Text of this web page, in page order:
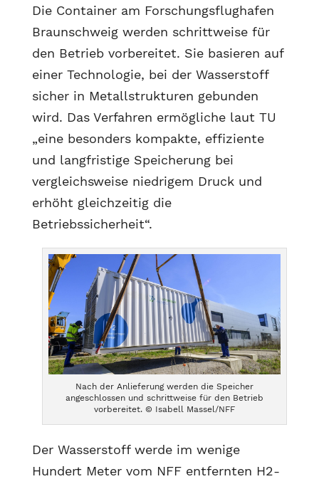
Die Container am Forschungsflughafen
Braunschweig werden schrittweise für
den Betrieb vorbereitet. Sie basieren auf
einer Technologie, bei der Wasserstoff
sicher in Metallstrukturen gebunden
wird. Das Verfahren ermögliche laut TU
„eine besonders kompakte, effiziente
und langfristige Speicherung bei
vergleichsweise niedrigem Druck und
erhöht gleichzeitig die
Betriebssicherheit“.
Nach der Anlieferung werden die Speicher
angeschlossen und schrittweise für den Betrieb
vorbereitet. © Isabell Massel/NFF
Der Wasserstoff werde im wenige
Hundert Meter vom NFF entfernten H2-